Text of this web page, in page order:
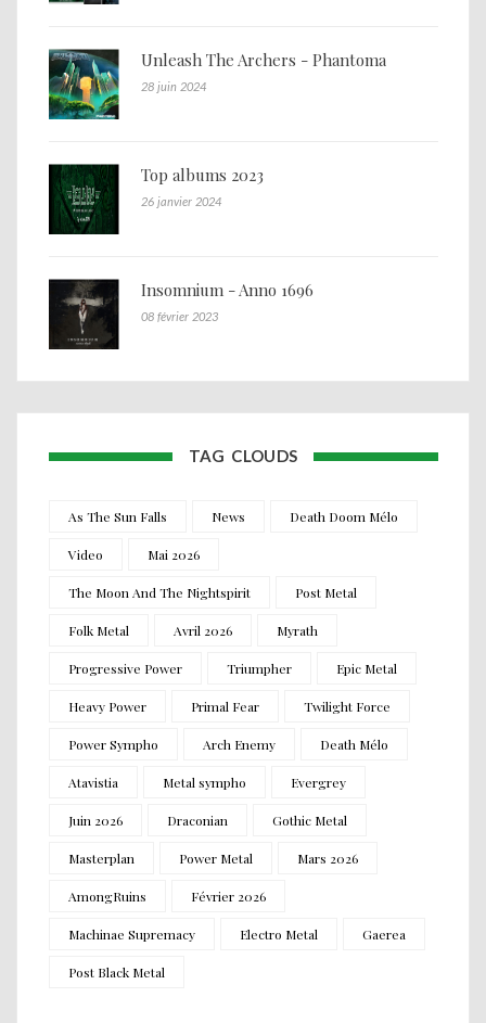
Unleash The Archers - Phantoma
28 juin 2024
Top albums 2023
26 janvier 2024
Insomnium - Anno 1696
08 février 2023
TAG CLOUDS
As The Sun Falls News Death Doom Mélo
Video Mai 2026
The Moon And The Nightspirit Post Metal
Folk Metal Avril 2026 Myrath
Progressive Power Triumpher Epic Metal
Heavy Power Primal Fear Twilight Force
Power Sympho Arch Enemy Death Mélo
Atavistia Metal sympho Evergrey
Juin 2026 Draconian Gothic Metal
Masterplan Power Metal Mars 2026
AmongRuins Février 2026
Machinae Supremacy Electro Metal Gaerea
Post Black Metal